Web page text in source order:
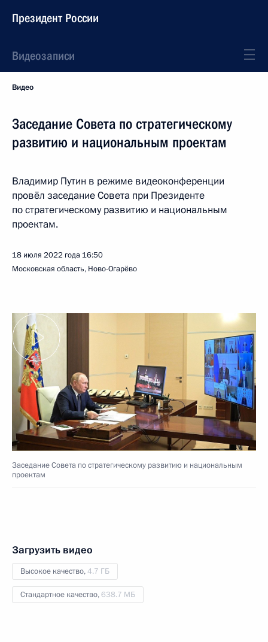
Президент России
Видеозаписи
Видео
Заседание Совета по стратегическому
развитию и национальным проектам
Владимир Путин в режиме видеоконференции
провёл заседание Совета при Президенте
по стратегическому развитию и национальным
проектам.
18 июля 2022 года 16:50
Московская область, Ново-Огарёво
Заседание Совета по стратегическому развитию и национальным
проектам
Загрузить видео
Высокое качество,4.7 ГБ
Стандартное качество,638.7 МБ